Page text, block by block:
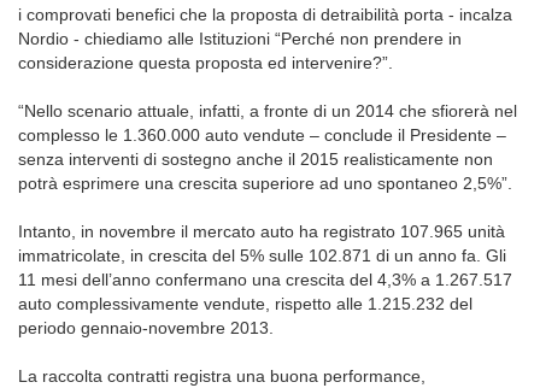
i comprovati benefici che la proposta di detraibilità porta - incalza
Nordio - chiediamo alle Istituzioni “Perché non prendere in
considerazione questa proposta ed intervenire?”.
“Nello scenario attuale, infatti, a fronte di un 2014 che sfiorerà nel
complesso le 1.360.000 auto vendute – conclude il Presidente –
senza interventi di sostegno anche il 2015 realisticamente non
potrà esprimere una crescita superiore ad uno spontaneo 2,5%”.
Intanto, in novembre il mercato auto ha registrato 107.965 unità
immatricolate, in crescita del 5% sulle 102.871 di un anno fa. Gli
11 mesi dell’anno confermano una crescita del 4,3% a 1.267.517
auto complessivamente vendute, rispetto alle 1.215.232 del
periodo gennaio-novembre 2013.
La raccolta contratti registra una buona performance,